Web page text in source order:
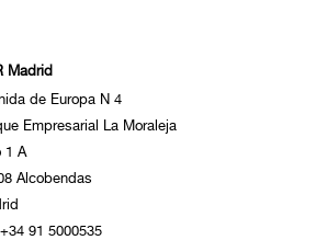
Madrid
de Europa N 4
Empresarial La Moraleja
1 A
Alcobendas
91 5000535